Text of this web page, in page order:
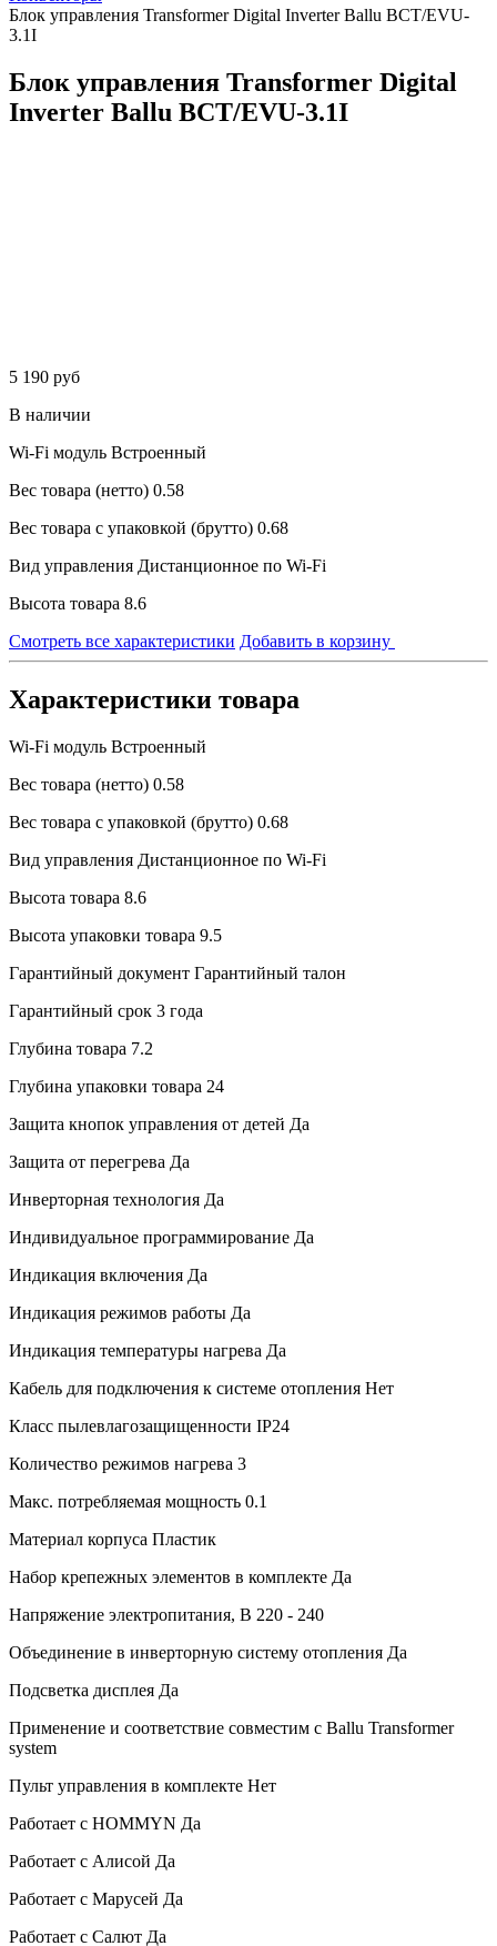
Блок управления Transformer Digital Inverter Ballu BCT/EVU-
3.1I
Блок управления Transformer Digital
Inverter Ballu BCT/EVU-3.1I
5 190 руб
В наличии
Wi-Fi модуль Встроенный
Вес товара (нетто) 0.58
Вес товара с упаковкой (брутто) 0.68
Вид управления Дистанционное по Wi-Fi
Высота товара 8.6
Смотреть все характеристики Добавить в корзину
Характеристики товара
Wi-Fi модуль Встроенный
Вес товара (нетто) 0.58
Вес товара с упаковкой (брутто) 0.68
Вид управления Дистанционное по Wi-Fi
Высота товара 8.6
Высота упаковки товара 9.5
Гарантийный документ Гарантийный талон
Гарантийный срок 3 года
Глубина товара 7.2
Глубина упаковки товара 24
Защита кнопок управления от детей Да
Защита от перегрева Да
Инверторная технология Да
Индивидуальное программирование Да
Индикация включения Да
Индикация режимов работы Да
Индикация температуры нагрева Да
Кабель для подключения к системе отопления Нет
Класс пылевлагозащищенности IP24
Количество режимов нагрева 3
Макс. потребляемая мощность 0.1
Материал корпуса Пластик
Набор крепежных элементов в комплекте Да
Напряжение электропитания, В 220 - 240
Объединение в инверторную систему отопления Да
Подсветка дисплея Да
Применение и соответствие совместим с Ballu Transformer
system
Пульт управления в комплекте Нет
Работает с HOMMYN Да
Работает с Алисой Да
Работает с Марусей Да
Работает с Салют Да